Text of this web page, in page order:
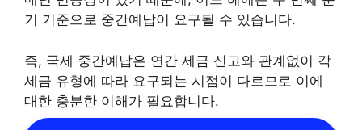
기 기준으로 중간예납이 요구될 수 있습니다.
즉, 국세 중간예납은 연간 세금 신고와 관계없이 각
세금 유형에 따라 요구되는 시점이 다르므로 이에
대한 충분한 이해가 필요합니다.